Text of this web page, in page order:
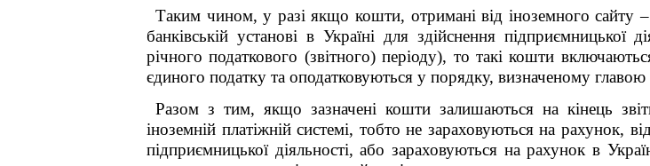
Таким чином, у разі якщо кошти, отримані від іноземного сайту
банківській установі в Україні для здійснення підприємницької
річного податкового (звітного) періоду), то такі кошти
єдиного податку та оподатковуються у порядку, визначеному главою
Разом з тим, якщо зазначені кошти залишаються на кінець
іноземній платіжній системі, тобто не зараховуються на рахунок,
підприємницької діяльності, або зараховуються на рахунок в